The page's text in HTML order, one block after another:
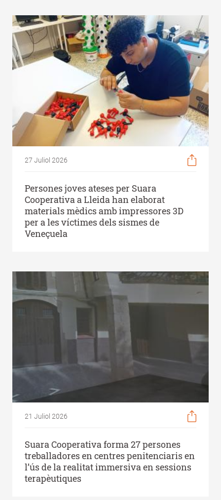
d'Ariadna
27 Juliol 2026
Persones joves ateses per Suara
Cooperativa a Lleida han elaborat
materials mèdics amb impressores 3D
per a les víctimes dels sismes de
Veneçuela
21 Juliol 2026
Suara Cooperativa forma 27 persones
treballadores en centres penitenciaris en
l’ús de la realitat immersiva en sessions
terapèutiques